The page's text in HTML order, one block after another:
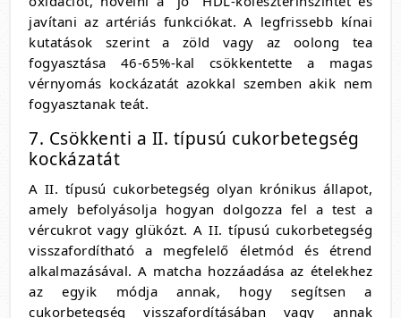
javítani az artériás funkciókat. A legfrissebb kínai
kutatások szerint a zöld vagy az oolong tea
fogyasztása 46-65%-kal csökkentette a magas
vérnyomás kockázatát azokkal szemben akik nem
fogyasztanak teát.
7. Csökkenti a II. típusú cukorbetegség
kockázatát
A II. típusú cukorbetegség olyan krónikus állapot,
amely befolyásolja hogyan dolgozza fel a test a
vércukrot vagy glükózt. A II. típusú cukorbetegség
visszafordítható a megfelelő életmód és étrend
alkalmazásával. A matcha hozzáadása az ételekhez
az egyik módja annak, hogy segítsen a
cukorbetegség visszafordításában vagy annak